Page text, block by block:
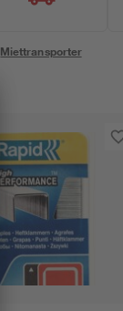
Miettransporter